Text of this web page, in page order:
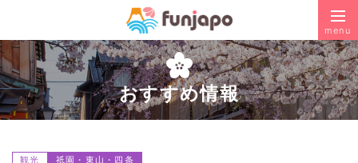
menu
おすすめ情報
観光 祇園・東山・四条